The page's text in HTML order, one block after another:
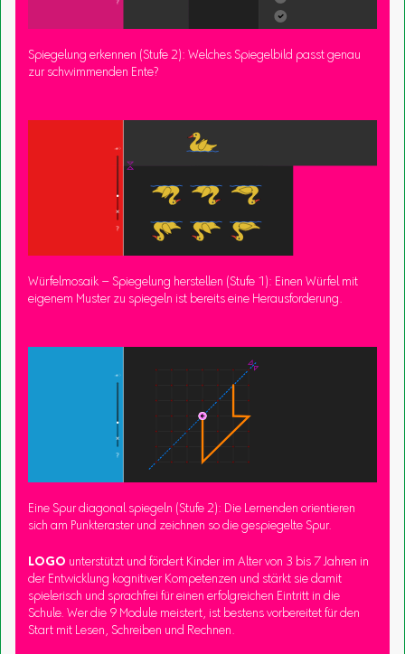
Spiegelung erkennen (Stufe 2): Welches Spiegelbild passt genau
zur schwimmenden Ente?
Würfelmosaik – Spiegelung herstellen (Stufe 1): Einen Würfel mit
eigenem Muster zu spiegeln ist bereits eine Herausforderung.
Eine Spur diagonal spiegeln (Stufe 2): Die Lernenden orientieren
sich am Punkteraster und zeichnen so die gespiegelte Spur.
LOGO unterstützt und fördert Kinder im Alter von 3 bis 7 Jahren in
der Entwicklung kognitiver Kompetenzen und stärkt sie damit
spielerisch und sprachfrei für einen erfolgreichen Eintritt in die
Schule. Wer die 9 Module meistert, ist bestens vorbereitet für den
Start mit Lesen, Schreiben und Rechnen.